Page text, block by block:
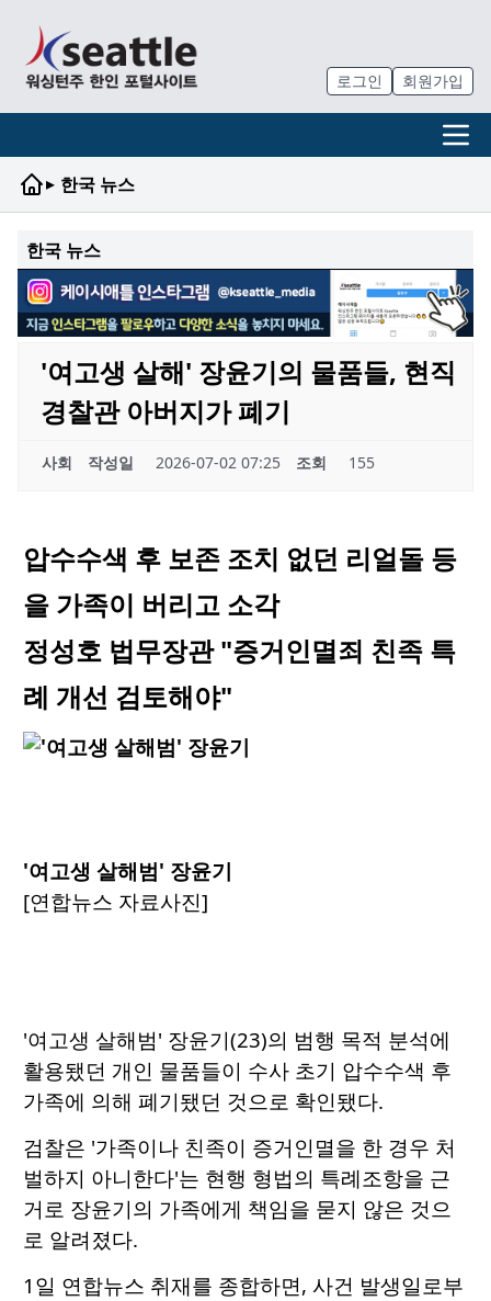
로그인 회원가입
▸ 한국 뉴스
한국 뉴스
'여고생 살해' 장윤기의 물품들, 현직
경찰관 아버지가 폐기
사회 작성일 2026-07-02 07:25 조회 155
압수수색 후 보존 조치 없던 리얼돌 등
을 가족이 버리고 소각
정성호 법무장관 "증거인멸죄 친족 특
례 개선 검토해야"
'여고생 살해범' 장윤기
[연합뉴스 자료사진]
'여고생 살해범' 장윤기(23)의 범행 목적 분석에
활용됐던 개인 물품들이 수사 초기 압수수색 후
가족에 의해 폐기됐던 것으로 확인됐다.
검찰은 '가족이나 친족이 증거인멸을 한 경우 처
벌하지 아니한다'는 현행 형법의 특례조항을 근
거로 장윤기의 가족에게 책임을 묻지 않은 것으
로 알려졌다.
1일 연합뉴스 취재를 종합하면, 사건 발생일로부